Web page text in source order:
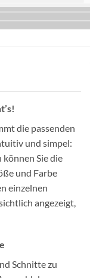
die passenden
und simpel:
Sie die
und Farbe
einzelnen
angezeigt,
Schnitte zu